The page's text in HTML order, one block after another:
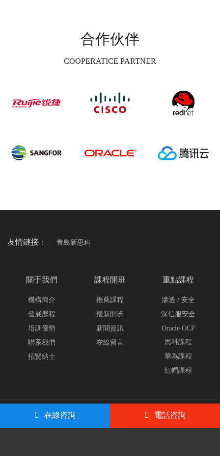
合作伙伴
COOPERATICE PARTNER
友情鏈接： 青島新思科
關于我們
機構簡介
發展歷程
培訓優勢
聯系我們
招賢納士
課程開班
推薦課程
最新開班
新聞資訊
在線留言
重點課程
滲透 / 安全
深信服安全
Oracle OCP
思科課程
華為課程
紅帽課程
Copyright ? 2023 All Rights Reserved
【官網】青島尚文網
在線咨詢 電話咨詢